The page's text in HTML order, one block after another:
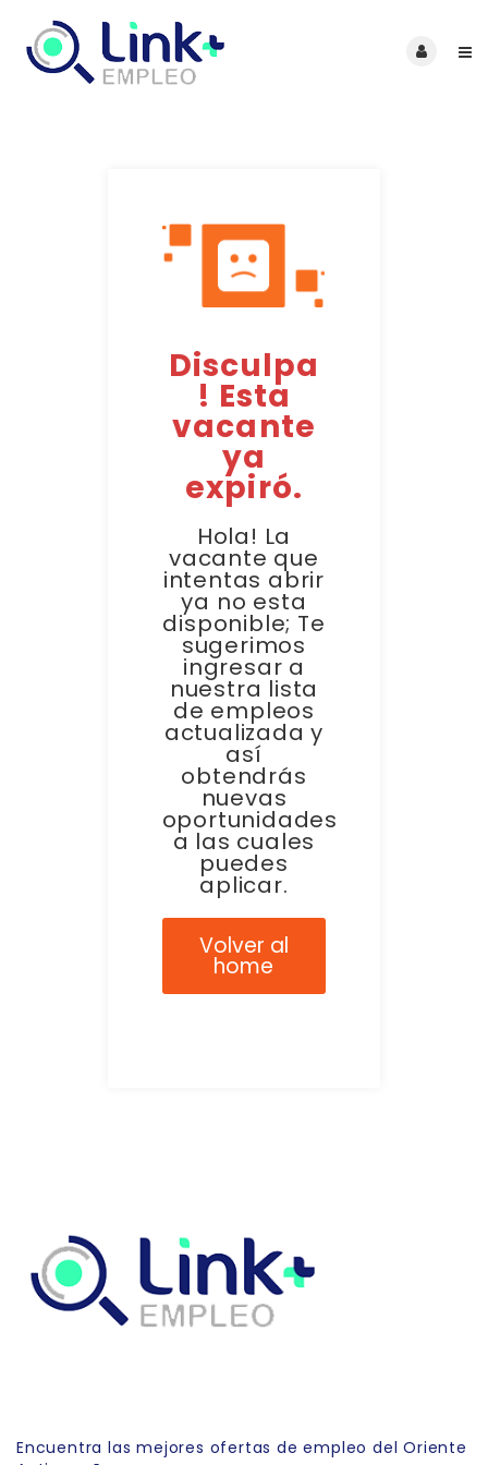
Disculpa
! Esta
vacante
ya
expiró.
Hola! La
vacante que
intentas abrir
ya no esta
disponible; Te
sugerimos
ingresar a
nuestra lista
de empleos
actualizada y
así
obtendrás
nuevas
oportunidades
a las cuales
puedes
aplicar.
Volver al
home
Encuentra las mejores ofertas de empleo del Oriente